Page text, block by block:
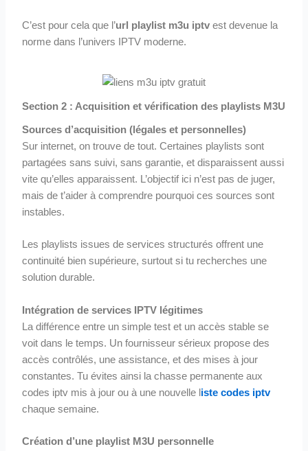
C’est pour cela que l’url playlist m3u iptv est devenue la
norme dans l’univers IPTV moderne.
Section 2 : Acquisition et vérification des playlists M3U
Sources d’acquisition (légales et personnelles)
Sur internet, on trouve de tout. Certaines playlists sont
partagées sans suivi, sans garantie, et disparaissent aussi
vite qu’elles apparaissent. L’objectif ici n’est pas de juger,
mais de t’aider à comprendre pourquoi ces sources sont
instables.
Les playlists issues de services structurés offrent une
continuité bien supérieure, surtout si tu recherches une
solution durable.
Intégration de services IPTV légitimes
La différence entre un simple test et un accès stable se
voit dans le temps. Un fournisseur sérieux propose des
accès contrôlés, une assistance, et des mises à jour
constantes. Tu évites ainsi la chasse permanente aux
codes iptv mis à jour ou à une nouvelle liste codes iptv
chaque semaine.
Création d’une playlist M3U personnelle